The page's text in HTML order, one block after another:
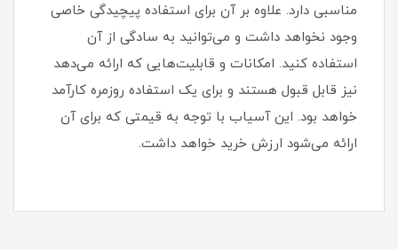
مناسبی دارد. علاوه بر آن برای استفاده پیچیدگی خاصی
وجود نخواهد داشت و می‌توانید به سادگی از آن
استفاده کنید. امکانات و قابلیت‌هایی که ارائه می‌دهد
نیز قابل قبول هستند و برای یک استفاده روزمره کارآمد
خواهد بود. این آسیاب با توجه به قیمتی که برای آن
ارائه می‌شود ارزش خرید خواهد داشت.